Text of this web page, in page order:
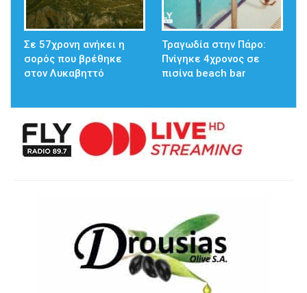
Σε 57χρονη ανήκει η
σορός που βρέθηκε
στον Λυκαβηττό
Τραγωδία στην Πάρο:
Πνίγηκε 4χρονος σε
πισίνα beach bar